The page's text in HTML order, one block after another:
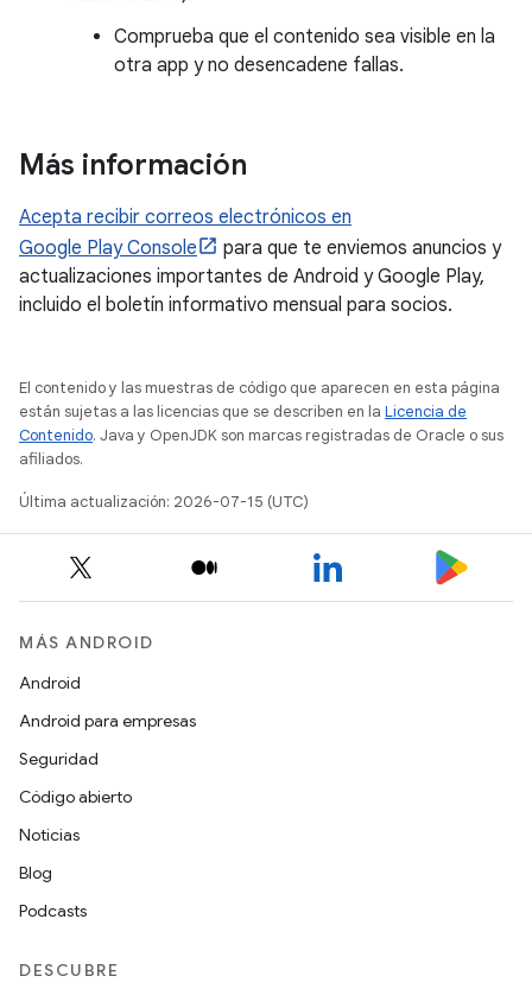
Comprueba que el contenido sea visible en la
otra app y no desencadene fallas.
Más información
Acepta recibir correos electrónicos en
Google Play Console
para que te enviemos anuncios y
actualizaciones importantes de Android y Google Play,
incluido el boletín informativo mensual para socios.
El contenido y las muestras de código que aparecen en esta página
están sujetas a las licencias que se describen en la Licencia de
Contenido. Java y OpenJDK son marcas registradas de Oracle o sus
afiliados.
Última actualización: 2026-07-15 (UTC)
MÁS ANDROID
Android
Android para empresas
Seguridad
Código abierto
Noticias
Blog
Podcasts
DESCUBRE